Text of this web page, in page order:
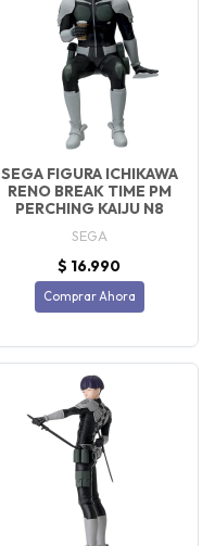
SEGA FIGURA ICHIKAWA
RENO BREAK TIME PM
PERCHING KAIJU N8
SEGA
$ 16.990
Comprar Ahora